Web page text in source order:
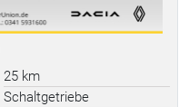
25 km
Schaltgetriebe